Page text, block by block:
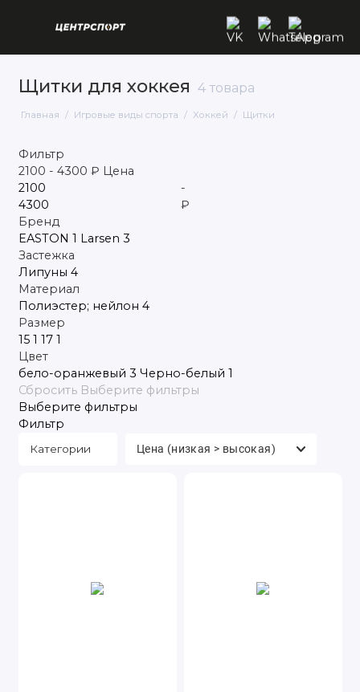
Щитки для хоккея 4 товара
Главная Игровые виды спорта Хоккей Щитки
Фильтр
2100 - 4300 ₽ Цена
-
₽
Бренд
EASTON 1 Larsen 3
Застежка
Липуны 4
Материал
Полиэстер; нейлон 4
Размер
15 1 17 1
Цвет
бело-оранжевый 3 Черно-белый 1
Сбросить Выберите фильтры
Выберите фильтры
Бадминтон
Баскетбол
Бильярд
Большой теннис
Волейбол
Гандбольные мячи
Дартс
Игротека и игры на открытом воздухе
Тренировочный и судейский инвентарь
Футбол
Фильтр
Категории